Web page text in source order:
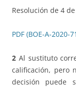
Resolución de 4
PDF (BOE-A-2020-
2 Al sustituto
calificación, pero
decisión puede